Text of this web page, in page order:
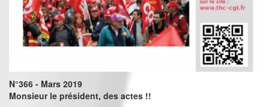
N°366 - Mars 2019
Monsieur le président, des actes !!